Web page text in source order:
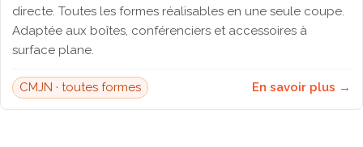
directe. Toutes les formes réalisables en une seule coupe.
Adaptée aux boîtes, conférenciers et accessoires à
surface plane.
CMJN · toutes formes En savoir plus →